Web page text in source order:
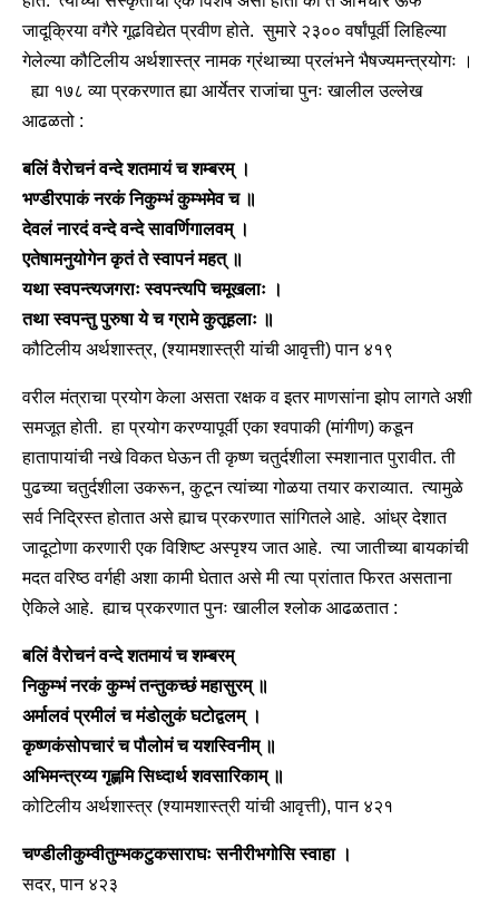
जादूक्रिया वगैरे गूढविद्येत प्रवीण होते. सुमारे २३०० वर्षांपूर्वी लिहिल्या
गेलेल्या कौटिलीय अर्थशास्त्र नामक ग्रंथाच्या प्रलंभने भैषज्यमन्त्रयोगः ।
ह्या १७८ व्या प्रकरणात ह्या आर्येतर राजांचा पुनः खालील उल्लेख
आढळतो :
बलिं वैरोचनं वन्दे शतमायं च शम्बरम् ।
भण्डीरपाकं नरकं निकुम्भं कुम्भमेव च ॥
देवलं नारदं वन्दे वन्दे सावर्णिगालवम् ।
एतेषामनुयोगेन कृतं ते स्वापनं महत् ॥
यथा स्वपन्त्यजगराः स्वपन्त्यपि चमूखलाः ।
तथा स्वपन्तु पुरुषा ये च ग्रामे कुतूहलाः ॥
कौटिलीय अर्थशास्त्र, (श्यामशास्त्री यांची आवृत्ती) पान ४१९
वरील मंत्राचा प्रयोग केला असता रक्षक व इतर माणसांना झोप लागते अशी
समजूत होती. हा प्रयोग करण्यापूर्वी एका श्वपाकी (मांगीण) कडून
हातापायांची नखे विकत घेऊन ती कृष्ण चतुर्दशीला स्मशानात पुरावीत. ती
पुढच्या चतुर्दशीला उकरून, कुटून त्यांच्या गोळया तयार कराव्यात. त्यामुळे
सर्व निद्रिस्त होतात असे ह्याच प्रकरणात सांगितले आहे. आंध्र देशात
जादूटोणा करणारी एक विशिष्ट अस्पृश्य जात आहे. त्या जातीच्या बायकांची
मदत वरिष्ठ वर्गही अशा कामी घेतात असे मी त्या प्रांतात फिरत असताना
ऐकिले आहे. ह्याच प्रकरणात पुनः खालील श्लोक आढळतात :
बलिं वैरोचनं वन्दे शतमायं च शम्बरम्
निकुम्भं नरकं कुम्भं तन्तुकच्छं महासुरम् ॥
अर्मालवं प्रमीलं च मंडोलुकं घटोद्वलम् ।
कृष्णकंसोपचारं च पौलोमं च यशस्विनीम् ॥
अभिमन्त्रय्य गृह्णमि सिध्दार्थ शवसारिकाम् ॥
कोटिलीय अर्थशास्त्र (श्यामशास्त्री यांची आवृत्ती), पान ४२१
चण्डीलीकुम्वीतुम्भकटुकसाराघः सनीरीभगोसि स्वाहा ।
सदर, पान ४२३